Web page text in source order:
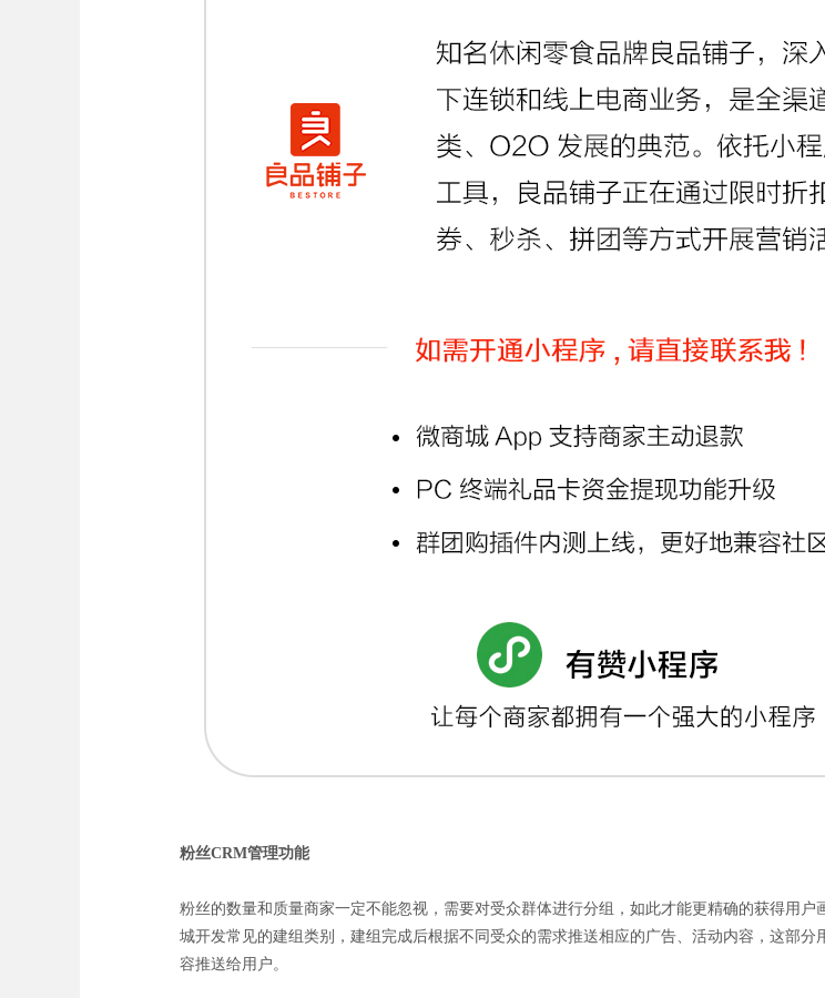
粉丝CRM管理功能
粉丝的数量和质量商家一定不能忽视，需要对受众群体进行分组，如此才能更精确的获得用
城开发常见的建组类别，建组完成后根据不同受众的需求推送相应的广告、活动内容，这部
容推送给用户。